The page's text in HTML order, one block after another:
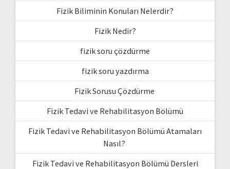
Fizik Biliminin Konuları Nelerdir?
Fizik Nedir?
fizik soru çözdürme
fizik soru yazdırma
Fizik Sorusu Çözdürme
Fizik Tedavi ve Rehabilitasyon Bölümü
Fizik Tedavi ve Rehabilitasyon Bölümü Atamaları
Nasıl?
Fizik Tedavi ve Rehabilitasyon Bölümü Dersleri